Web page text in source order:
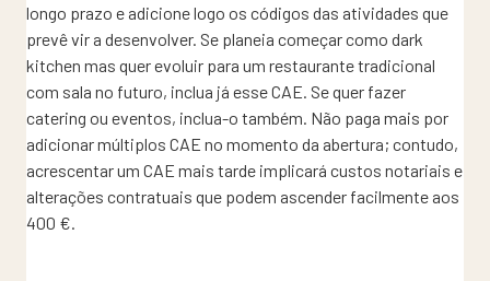
longo prazo e adicione logo os códigos das atividades que
prevê vir a desenvolver. Se planeia começar como dark
kitchen mas quer evoluir para um restaurante tradicional
com sala no futuro, inclua já esse CAE. Se quer fazer
catering ou eventos, inclua-o também. Não paga mais por
adicionar múltiplos CAE no momento da abertura; contudo,
acrescentar um CAE mais tarde implicará custos notariais e
alterações contratuais que podem ascender facilmente aos
400 €.